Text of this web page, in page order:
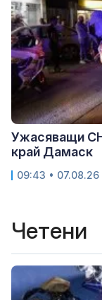
Ужасяващи
край Дамаск
09:43 • 07.08.26
Четени